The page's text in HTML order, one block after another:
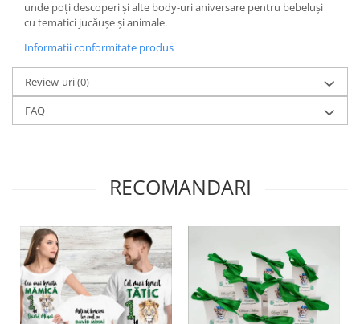
unde poți descoperi și alte body-uri aniversare pentru bebeluși
cu tematici jucăușe și animale.
Informatii conformitate produs
Review-uri(0)
FAQ
RECOMANDARI